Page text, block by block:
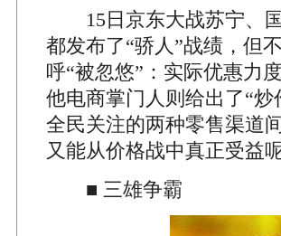
15日京东大战苏宁、国
都发布了“骄人”战绩，但
呼“被忽悠”：实际优惠力
他电商掌门人则给出了“
全民关注的两种零售渠道
又能从价格战中真正受益
■ 三雄争霸